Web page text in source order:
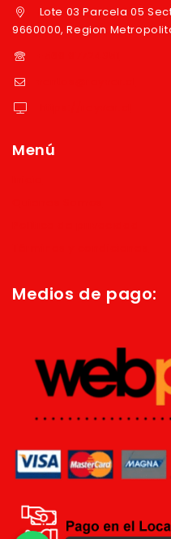
Lote 03 Parcela 05
9660000, Region
Menú
Medios de pago: